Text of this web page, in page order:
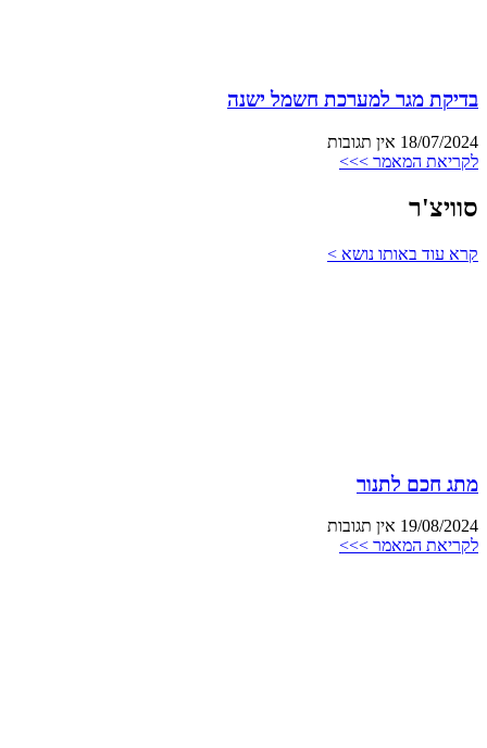
בדיקת מגר למערכת חשמל ישנה
18/07/2024 אין תגובות
לקריאת המאמר >>>
סוויצ'ר
קרא עוד באותו נושא >
מתג חכם לתנור
19/08/2024 אין תגובות
לקריאת המאמר >>>